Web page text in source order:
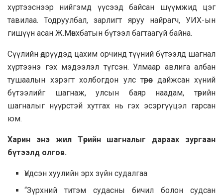
хүртээснээр нийгэмд үүсээд байсан шүүмжид цэг
тавилаа. Тодруулбал, зарлигт яруу найрагч, УИХ-ын
гишүүн асан Ж.Мөнхбатын бүтээл багтаагүй байна.
Сүүлийн өдрүүдэд цахим орчинд түүний бүтээлд шагнал
хүртээнэ гэх мэдээлэл түгсэн. Улмаар авлига албан
тушаалын хэрэгт холбогдон улс төрөөс дайжсан хүний
бүтээлийг шагнаж, улсын баяр наадам, төрийн
шагналыг нүүрстэй хутгах нь гэх эсэргүүцэл гарсан
юм.
Харин энэ жил Төрийн шагналыг дараах зургаан
бүтээлд олгов.
Үндсэн хуулийн эрх зүйн судалгаа
“Зүрхний титэм судасны бичил болон судсан